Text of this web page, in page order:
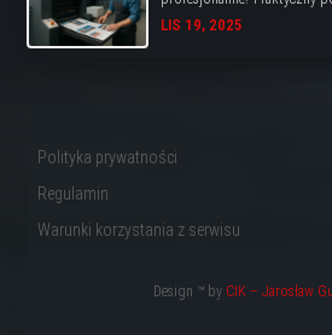
LIS 19, 2025
Polityka prywatności
Regulamin
Warunki korzystania z serwisu
Design ™ by CIK – Jarosław